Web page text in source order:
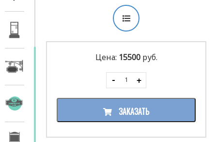
Цена: 15500 руб.
ЗАКАЗАТЬ